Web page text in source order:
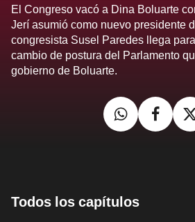
El Congreso vacó a Dina Boluarte
Jerí asumió como nuevo presidente
congresista Susel Paredes llega
cambio de postura del Parlamento
gobierno de Boluarte.
Todos los capítulos